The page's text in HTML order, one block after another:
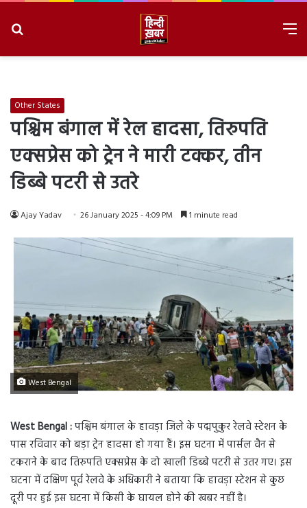
Other States
पश्चिम बंगाल में रेल हादसा, तिरुपति
एक्सप्रेस को ट्रेन ने मारी टक्कर, तीन
डिब्बे पटरी से उतरे
Ajay Yadav 26 January 2025 - 4:09 PM 1 minute read
West Bengal
West Bengal :पश्चिम बंगाल के हावड़ा जिले के पद्मपुकुर रेलवे स्टेशन के
पास रविवार को बड़ा ट्रेन हादसा हो गया हैं। इस घटना में पार्सल वैन से
टकराने के बाद तिरुपति एक्सप्रेस के दो खाली डिब्बे पटरी से उतर गए। इस
घटना में दक्षिण पूर्व रेलवे के अधिकारी ने बताया कि हावड़ा स्टेशन से कुछ
दूरी पर हुई इस घटना में किसी के घायल होने की खबर नहीं है।